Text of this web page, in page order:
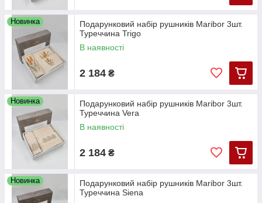
Новинка
Подарунковий набір рушників Maribor 3шт.
Туреччина Trigo
В наявності
2 184 ₴
Новинка
Подарунковий набір рушників Maribor 3шт.
Туреччина Vera
В наявності
2 184 ₴
Новинка
Подарунковий набір рушників Maribor 3шт.
Туреччина Siena